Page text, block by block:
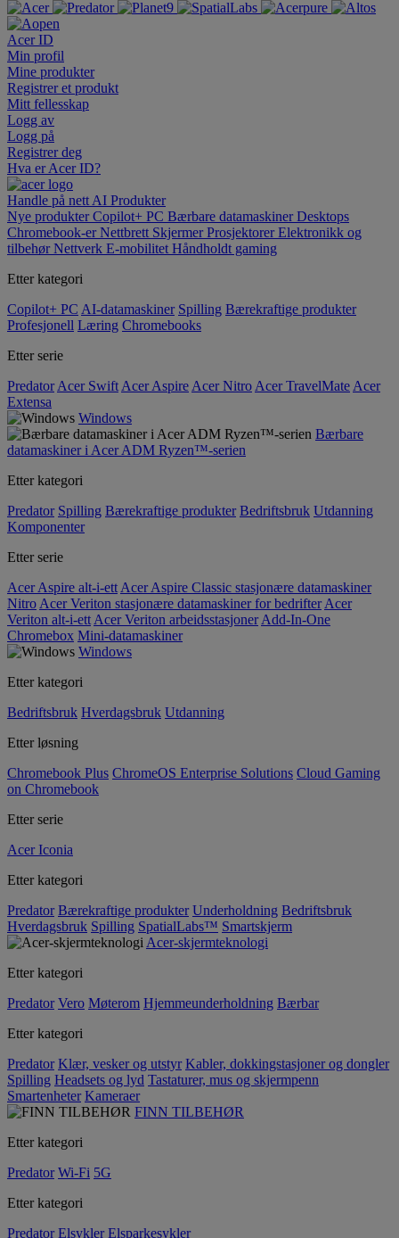
Acer ID
Min profil
Mine produkter
Registrer et produkt
Mitt fellesskap
Logg av
Logg på
Registrer deg
Hva er Acer ID?
Handle på nett AI Produkter
Nye produkterCopilot+ PC Bærbare datamaskinerDesktops
Chromebook-erNettbrett SkjermerProsjektorerElektronikk og
tilbehørNettverk E-mobilitet Håndholdt gaming
Etter kategori
Copilot+ PC AI-datamaskiner Spilling Bærekraftige produkter
Profesjonell Læring Chromebooks
Etter serie
Predator Acer Swift Acer Aspire Acer Nitro Acer TravelMate Acer
Extensa
Windows
Bærbare
datamaskiner i Acer ADM Ryzen™-serien
Etter kategori
Predator Spilling Bærekraftige produkter Bedriftsbruk Utdanning
Komponenter
Etter serie
Acer Aspire alt-i-ett Acer Aspire Classic stasjonære datamaskiner
Nitro Acer Veriton stasjonære datamaskiner for bedrifter Acer
Veriton alt-i-ett Acer Veriton arbeidsstasjoner Add-In-One
Chromebox Mini-datamaskiner
Windows
Etter kategori
Bedriftsbruk Hverdagsbruk Utdanning
Etter løsning
Chromebook Plus ChromeOS Enterprise Solutions Cloud Gaming
on Chromebook
Etter serie
Acer Iconia
Etter kategori
Predator Bærekraftige produkter Underholdning Bedriftsbruk
Hverdagsbruk Spilling SpatialLabs™ Smartskjerm
Acer-skjermteknologi
Etter kategori
Predator Vero Møterom Hjemmeunderholdning Bærbar
Etter kategori
Predator Klær, vesker og utstyr Kabler, dokkingstasjoner og dongler
Spilling Headsets og lyd Tastaturer, mus og skjermpenn
Smartenheter Kameraer
FINN TILBEHØR
Etter kategori
Predator Wi-Fi 5G
Etter kategori
Predator Elsykler Elsparkesykler